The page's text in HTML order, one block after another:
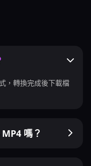
，轉換完成後下載檔
嗎？